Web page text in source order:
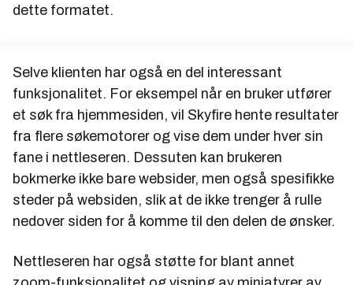
dette formatet.
Selve klienten har også en del interessant
funksjonalitet. For eksempel når en bruker utfører
et søk fra hjemmesiden, vil Skyfire hente resultater
fra flere søkemotorer og vise dem under hver sin
fane i nettleseren. Dessuten kan brukeren
bokmerke ikke bare websider, men også spesifikke
steder på websiden, slik at de ikke trenger å rulle
nedover siden for å komme til den delen de ønsker.
Nettleseren har også støtte for blant annet